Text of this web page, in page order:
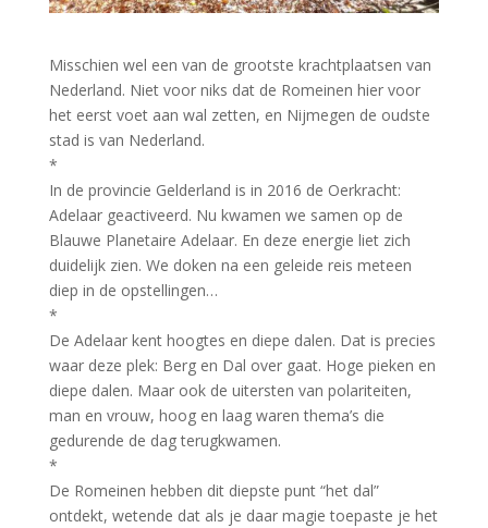
Misschien wel een van de grootste krachtplaatsen van
Nederland. Niet voor niks dat de Romeinen hier voor
het eerst voet aan wal zetten, en Nijmegen de oudste
stad is van Nederland.
*
In de provincie Gelderland is in 2016 de Oerkracht:
Adelaar geactiveerd. Nu kwamen we samen op de
Blauwe Planetaire Adelaar. En deze energie liet zich
duidelijk zien. We doken na een geleide reis meteen
diep in de opstellingen…
*
De Adelaar kent hoogtes en diepe dalen. Dat is precies
waar deze plek: Berg en Dal over gaat. Hoge pieken en
diepe dalen. Maar ook de uitersten van polariteiten,
man en vrouw, hoog en laag waren thema’s die
gedurende de dag terugkwamen.
*
De Romeinen hebben dit diepste punt “het dal”
ontdekt, wetende dat als je daar magie toepaste je het